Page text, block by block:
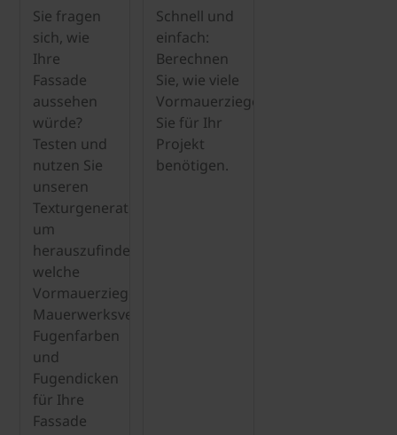
Sie fragen
sich, wie
Ihre
Fassade
aussehen
würde?
Testen und
nutzen Sie
unseren
Texturgenerator,
um
herauszufinden,
welche
Vormauerziegel,
Mauerwerksverbindungen,
Fugenfarben
und
Fugendicken
für Ihre
Fassade
Schnell und
einfach:
Berechnen
Sie, wie viele
Vormauerziegel
Sie für Ihr
Projekt
benötigen.